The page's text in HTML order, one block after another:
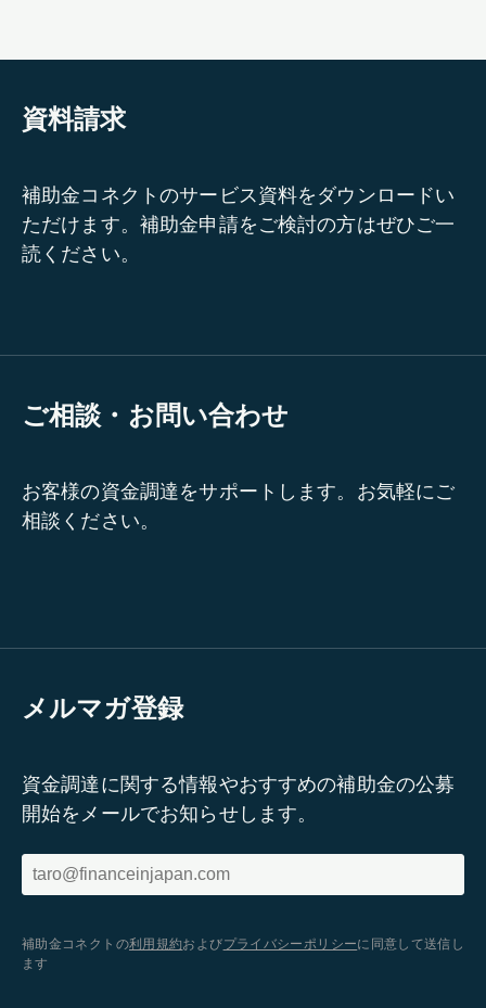
資料請求
補助金コネクトのサービス資料をダウンロードい
ただけます。補助金申請をご検討の方はぜひご一
読ください。
ご相談・お問い合わせ
お客様の資金調達をサポートします。お気軽にご
相談ください。
メルマガ登録
資金調達に関する情報やおすすめの補助金の公募
開始をメールでお知らせします。
補助金コネクトの利用規約およびプライバシーポリシーに同意して送信し
ます